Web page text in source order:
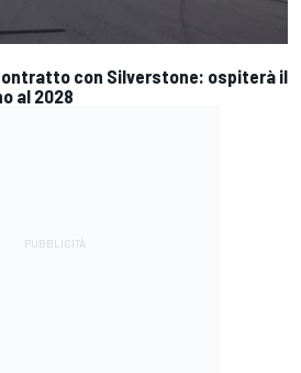
con Silverstone: ospiterà il
al 2028